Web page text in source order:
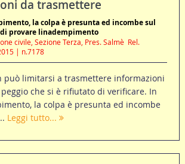
da trasmettere
la colpa è presunta ed incombe sul
provare linadempimento
civile, Sezione Terza, Pres. Salmè  Rel.
| n.7178
può limitarsi a trasmettere informazioni
che si è rifiutato di verificare. In
la colpa è presunta ed incombe
Leggi tutto...